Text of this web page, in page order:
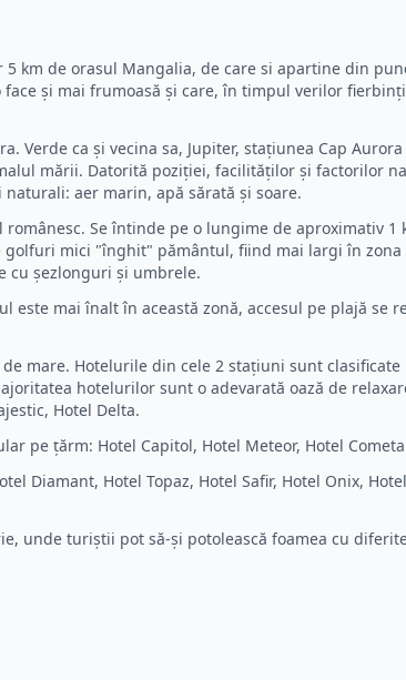
km de orasul Mangalia, de care si apartine din
și mai frumoasă și care, în timpul verilor
Verde ca și vecina sa, Jupiter, stațiunea Cap
mării. Datorită poziției, facilităților și factorilor
aer marin, apă sărată și soare.
Se întinde pe o lungime de aproximativ 1
mici "înghit" pământul, fiind mai largi în
cu șezlonguri și umbrele.
mai înalt în această zonă, accesul pe plajă se
mare. Hotelurile din cele 2 stațiuni sunt
hotelurilor sunt o adevarată oază de
Hotel Delta.
pe țărm: Hotel Capitol, Hotel Meteor, Hotel
Diamant, Hotel Topaz, Hotel Safir, Hotel Onix,
unde turiștii pot să-și potolească foamea cu